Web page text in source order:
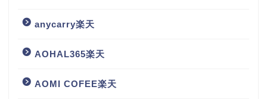
anycarry楽天
AOHAL365楽天
AOMI COFEE楽天